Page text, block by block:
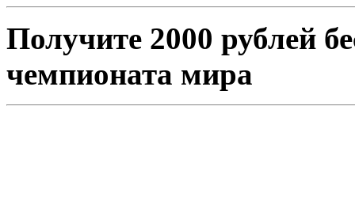
Получите 2000 рублей
чемпионата мира